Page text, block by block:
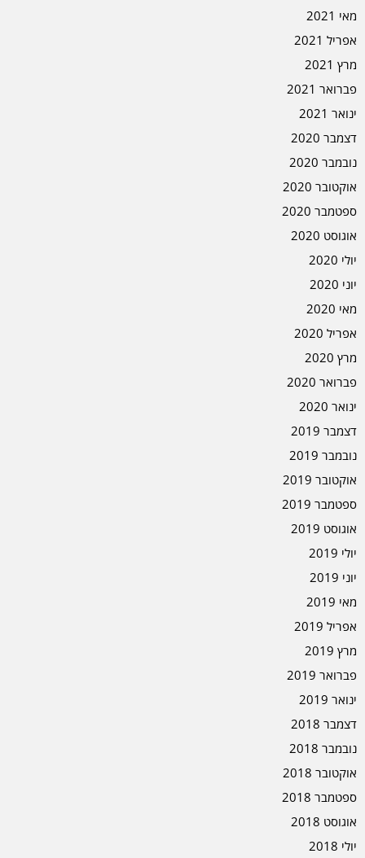
מאי 2021
אפריל 2021
מרץ 2021
פברואר 2021
ינואר 2021
דצמבר 2020
נובמבר 2020
אוקטובר 2020
ספטמבר 2020
אוגוסט 2020
יולי 2020
יוני 2020
מאי 2020
אפריל 2020
מרץ 2020
פברואר 2020
ינואר 2020
דצמבר 2019
נובמבר 2019
אוקטובר 2019
ספטמבר 2019
אוגוסט 2019
יולי 2019
יוני 2019
מאי 2019
אפריל 2019
מרץ 2019
פברואר 2019
ינואר 2019
דצמבר 2018
נובמבר 2018
אוקטובר 2018
ספטמבר 2018
אוגוסט 2018
יולי 2018